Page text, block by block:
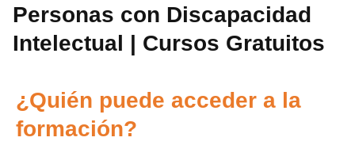
Personas con Discapacidad
Intelectual | Cursos Gratuitos
¿Quién puede acceder a la
formación?